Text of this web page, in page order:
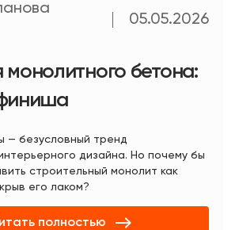
05.05.2026
монолитного бетона:
— безусловный тренд
дизайна. Но почему бы
строительный монолит как
его лаком?
полностью